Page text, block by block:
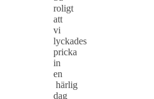
roligt
att
vi
lyckades
pricka
in
en
härlig
dag